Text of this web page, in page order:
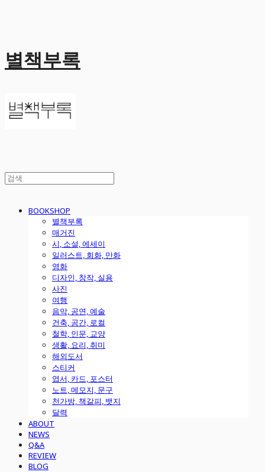
별책부록
BOOKSHOP
별책부록
매거진
시, 소설, 에세이
일러스트, 회화, 만화
영화
디자인, 창작, 실용
사진
여행
음악, 공연, 예술
건축, 공간, 로컬
철학, 인문, 교양
생활, 요리, 취미
해외도서
스티커
엽서, 카드, 포스터
노트, 메모지, 문구
천가방, 책갈피, 뱃지
달력
ABOUT
NEWS
Q&A
REVIEW
BLOG